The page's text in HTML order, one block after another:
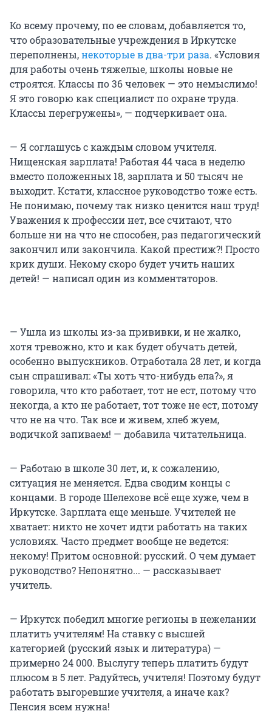
Ко всему прочему, по ее словам, добавляется то,
что образовательные учреждения в Иркутске
переполнены,некоторые в два-три раза. «Условия
для работы очень тяжелые, школы новые не
строятся. Классы по 36 человек — это немыслимо!
Я это говорю как специалист по охране труда.
Классы перегружены», — подчеркивает она.
— Я соглашусь с каждым словом учителя.
Нищенская зарплата! Работая 44 часа в неделю
вместо положенных 18, зарплата и 50 тысяч не
выходит. Кстати, классное руководство тоже есть.
Не понимаю, почему так низко ценится наш труд!
Уважения к профессии нет, все считают, что
больше ни на что не способен, раз педагогический
закончил или закончила. Какой престиж?! Просто
крик души. Некому скоро будет учить наших
детей! — написал один из комментаторов.
— Ушла из школы из-за прививки, и не жалко,
хотя тревожно, кто и как будет обучать детей,
особенно выпускников. Отработала 28 лет, и когда
сын спрашивал: «Ты хоть что-нибудь ела?», я
говорила, что кто работает, тот не ест, потому что
некогда, а кто не работает, тот тоже не ест, потому
что не на что. Так все и живем, хлеб жуем,
водичкой запиваем! — добавила читательница.
— Работаю в школе 30 лет, и, к сожалению,
ситуация не меняется. Едва сводим концы с
концами. В городе Шелехове всё еще хуже, чем в
Иркутске. Зарплата еще меньше. Учителей не
хватает: никто не хочет идти работать на таких
условиях. Часто предмет вообще не ведется:
некому! Притом основной: русский. О чем думает
руководство? Непонятно... — рассказывает
учитель.
— Иркутск победил многие регионы в нежелании
платить учителям! На ставку с высшей
категорией (русский язык и литература) —
примерно 24 000. Выслугу теперь платить будут
плюсом в 5 лет. Радуйтесь, учителя! Поэтому будут
работать выгоревшие учителя, а иначе как?
Пенсия всем нужна!